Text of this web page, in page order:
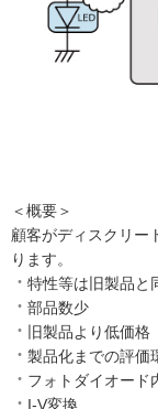
＜概要＞
顧客がディスクリー
ります。
特性等は旧製品と
部品数少
旧製品より低価格
製品化までの評価
フォトダイオード
I-V変換